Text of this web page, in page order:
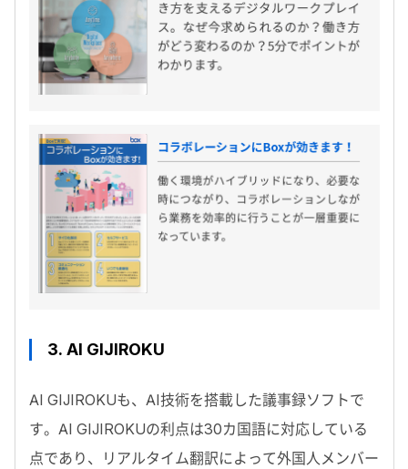
3. AI GIJIROKU
AI GIJIROKUも、AI技術を搭載した議事録ソフトで
す。AI GIJIROKUの利点は30カ国語に対応している
点であり、リアルタイム翻訳によって外国人メンバー